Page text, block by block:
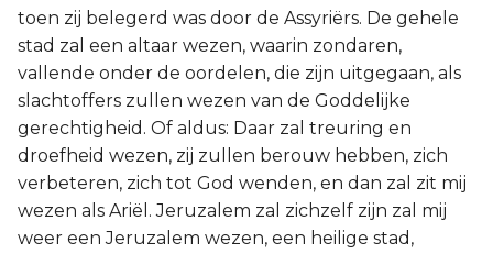
toen zij belegerd was door de Assyriërs. De gehele
stad zal een altaar wezen, waarin zondaren,
vallende onder de oordelen, die zijn uitgegaan, als
slachtoffers zullen wezen van de Goddelijke
gerechtigheid. Of aldus: Daar zal treuring en
droefheid wezen, zij zullen berouw hebben, zich
verbeteren, zich tot God wenden, en dan zal zit mij
wezen als Ariël. Jeruzalem zal zichzelf zijn zal mij
weer een Jeruzalem wezen, een heilige stad,